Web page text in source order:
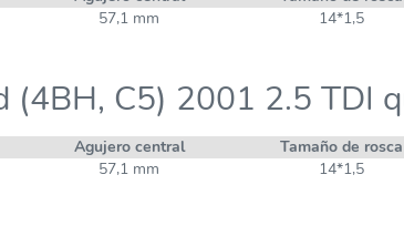
57,1 mm 14*1,5
(4BH, C5) 2001 2.5 TDI
Agujero central Tamaño de rosca
57,1 mm 14*1,5